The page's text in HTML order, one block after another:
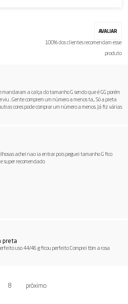
100% dos clientes recomendam esse
produto
a calça do tamanho G sendo que é GG porém
. Gente comprem um número a menos ta,. Só a preta
cores pode comprar um número a menos. Já fiz várias
achei nao ia entrar pois peguei tamanho G fico
super recomendado
preta
uso 44/46 g ficou perfeito Comprei tbm a rosa
8